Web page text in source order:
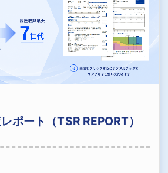
ポート（TSR REPORT）